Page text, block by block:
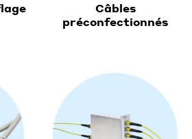
Câbles
préconfectionnés